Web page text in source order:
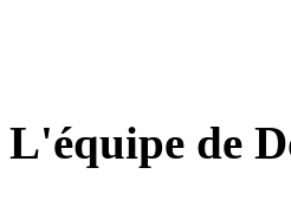
L'équipe de